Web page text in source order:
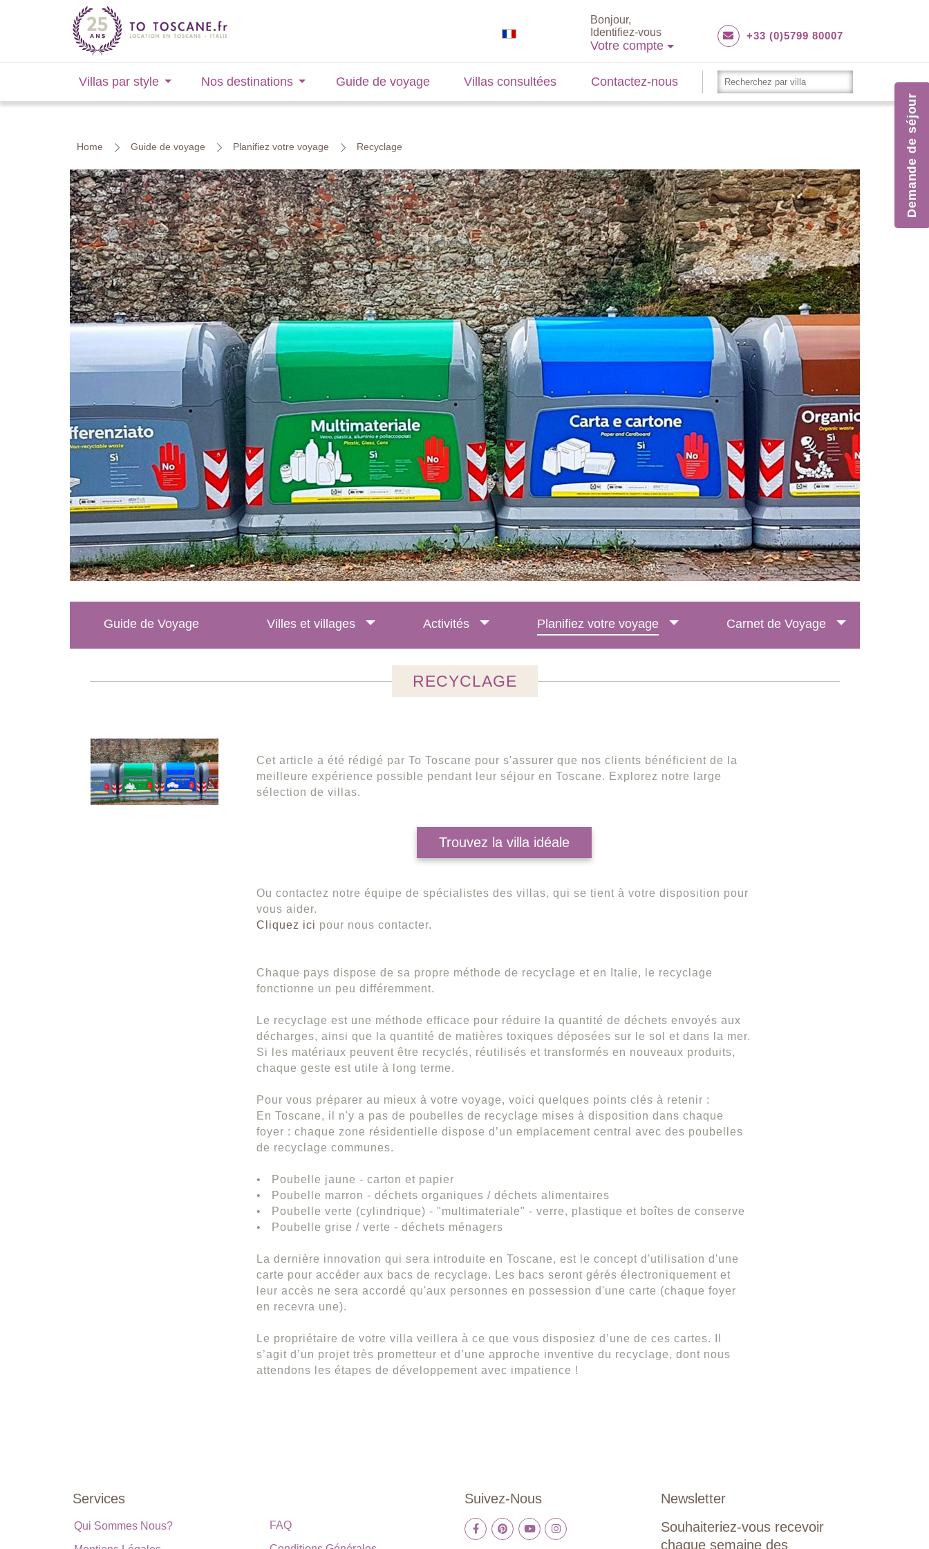
Bonjour,
Identifiez-vous
Votre compte
+33 (0)5799 80007
Villas par style Nos destinations Guide de voyage Villas consultées Contactez-nous
Home Guide de voyage Planifiez votre voyage Recyclage
Guide de Voyage Villes et villages Activités Planifiez votre voyage Carnet de Voyage
RECYCLAGE
Cet article a été rédigé par To Toscane pour s'assurer que nos clients bénéficient de la
meilleure expérience possible pendant leur séjour en Toscane. Explorez notre large
sélection de villas.
Trouvez la villa idéale
Ou contactez notre équipe de spécialistes des villas, qui se tient à votre disposition pour
vous aider.
Cliquez ici pour nous contacter.
Chaque pays dispose de sa propre méthode de recyclage et en Italie, le recyclage
fonctionne un peu différemment.
Le recyclage est une méthode efficace pour réduire la quantité de déchets envoyés aux
décharges, ainsi que la quantité de matières toxiques déposées sur le sol et dans la mer.
Si les matériaux peuvent être recyclés, réutilisés et transformés en nouveaux produits,
chaque geste est utile à long terme.
Pour vous préparer au mieux à votre voyage, voici quelques points clés à retenir :
En Toscane, il n'y a pas de poubelles de recyclage mises à disposition dans chaque
foyer : chaque zone résidentielle dispose d’un emplacement central avec des poubelles
de recyclage communes.
• Poubelle jaune - carton et papier
• Poubelle marron - déchets organiques / déchets alimentaires
• Poubelle verte (cylindrique) - "multimateriale" - verre, plastique et boîtes de conserve
• Poubelle grise / verte - déchets ménagers
La dernière innovation qui sera introduite en Toscane, est le concept d'utilisation d'une
carte pour accéder aux bacs de recyclage. Les bacs seront gérés électroniquement et
leur accès ne sera accordé qu'aux personnes en possession d'une carte (chaque foyer
en recevra une).
Le propriétaire de votre villa veillera à ce que vous disposiez d’une de ces cartes. Il
s’agit d’un projet très prometteur et d’une approche inventive du recyclage, dont nous
attendons les étapes de développement avec impatience !
Services
Qui Sommes Nous?
FAQ
Suivez-Nous
Newsletter
Souhaiteriez-vous recevoir
chaque semaine des
Demande de séjour